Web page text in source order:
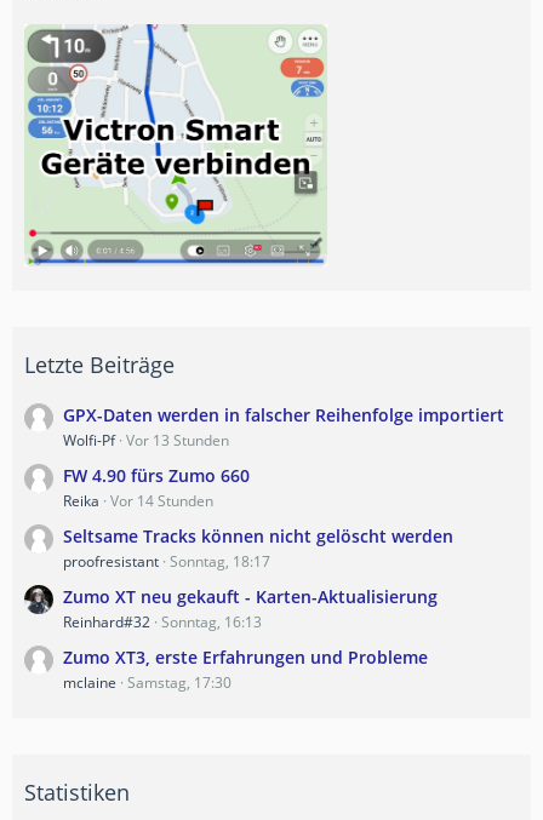
Letzte Beiträge
GPX-Daten werden in falscher Reihenfolge importiert
Wolfi-Pf Vor 13 Stunden
FW 4.90 fürs Zumo 660
Reika Vor 14 Stunden
Seltsame Tracks können nicht gelöscht werden
proofresistant Sonntag, 18:17
Zumo XT neu gekauft - Karten-Aktualisierung
Reinhard#32 Sonntag, 16:13
Zumo XT3, erste Erfahrungen und Probleme
mclaine Samstag, 17:30
Statistiken